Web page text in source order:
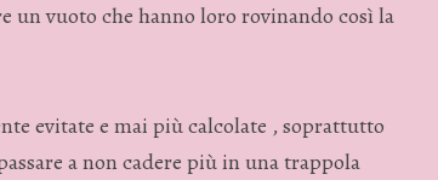
un vuoto che hanno loro rovinando così la
evitate e mai più calcolate , soprattutto
a non cadere più in una trappola